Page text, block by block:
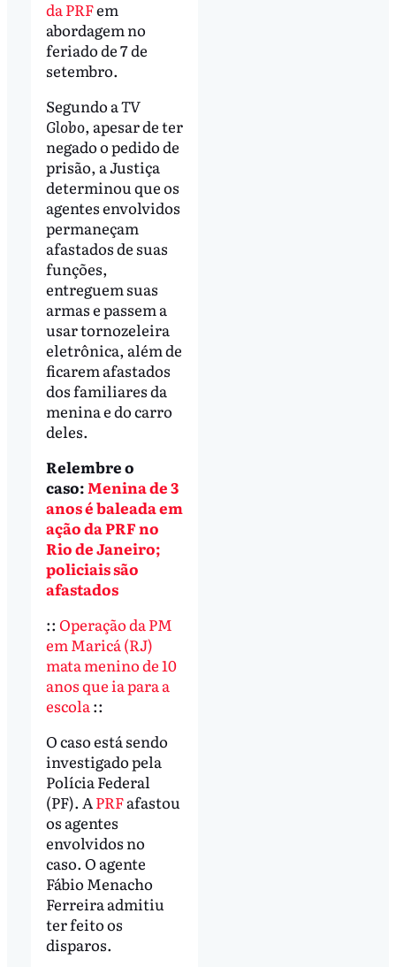
da PRFem
abordagem no
feriado de 7 de
setembro.
Segundo aTV
Globo, apesar de ter
negado o pedido de
prisão, a Justiça
determinou que os
agentes envolvidos
permaneçam
afastados de suas
funções,
entreguem suas
armas e passem a
usar tornozeleira
eletrônica, além de
ficarem afastados
dos familiares da
menina e do carro
deles.
Relembre o
caso:Menina de 3
anos é baleada em
ação da PRF no
Rio de Janeiro;
policiais são
afastados
:: Operação da PM
em Maricá (RJ)
mata menino de 10
anos que ia para a
escola::
O caso está sendo
investigado pela
Polícia Federal
(PF). A PRFafastou
os agentes
envolvidos no
caso. O agente
Fábio Menacho
Ferreira admitiu
ter feito os
disparos.